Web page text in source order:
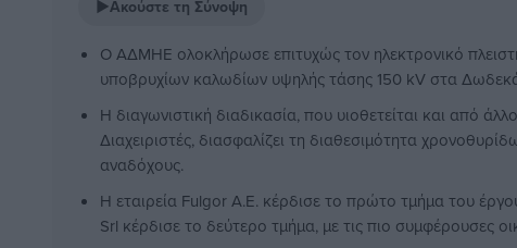
▶Ακούστε τη Σύνοψη
Ο ΑΔΜΗΕ ολοκλήρωσε επιτυχώς τον ηλεκτρονικό
υποβρυχίων καλωδίων υψηλής τάσης 150 kV στα
Η διαγωνιστική διαδικασία, που υιοθετείται και από
Διαχειριστές, διασφαλίζει τη διαθεσιμότητα
αναδόχους.
Η εταιρεία Fulgor Α.Ε. κέρδισε το πρώτο τμήμα του
Srl κέρδισε το δεύτερο τμήμα, με τις πιο συμφέρουσες